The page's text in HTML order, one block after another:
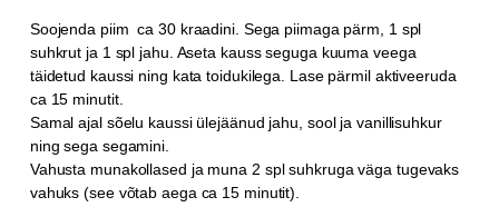
Soojenda piim ca 30 kraadini. Sega piimaga pärm, 1 spl
suhkrut ja 1 spl jahu. Aseta kauss seguga kuuma veega
täidetud kaussi ning kata toidukilega. Lase pärmil aktiveeruda
ca 15 minutit.
Samal ajal sõelu kaussi ülejäänud jahu, sool ja vanillisuhkur
ning sega segamini.
Vahusta munakollased ja muna 2 spl suhkruga väga tugevaks
vahuks (see võtab aega ca 15 minutit).